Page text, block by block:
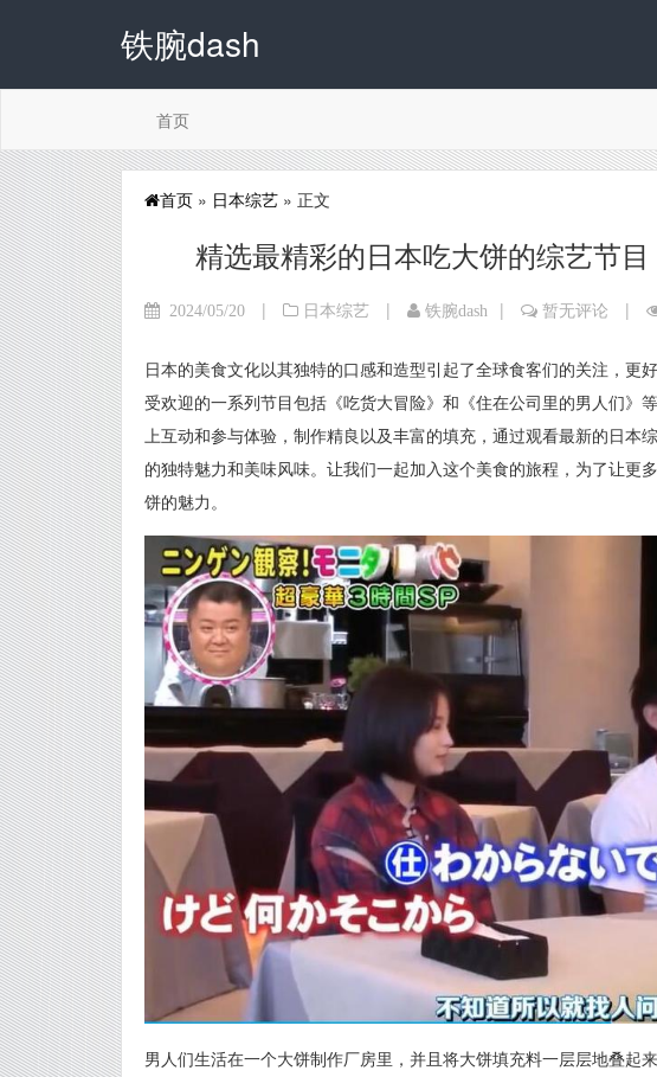
铁腕dash
首页
首页 » 日本综艺 » 正文
精选最精彩的日本吃大饼的综艺节
2024/05/20 | 日本综艺 | 铁腕dash | 暂无评论 |
日本的美食文化以其独特的口感和造型引起了全球食客们的关注，更
受欢迎的一系列节目包括《吃货大冒险》和《住在公司里的男人们》
上互动和参与体验，制作精良以及丰富的填充，通过观看最新的日本
的独特魅力和美味风味。让我们一起加入这个美食的旅程，为了让更
饼的魅力。
男人们生活在一个大饼制作厂房里，并且将大饼填充料一层层地叠起